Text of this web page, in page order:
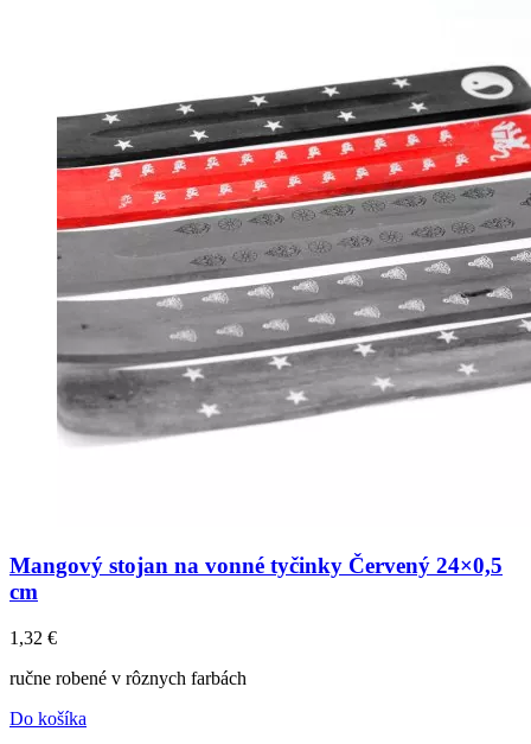
Mangový stojan na vonné tyčinky Červený 24×0,5
cm
1,32 €
ručne robené v rôznych farbách
Do košíka